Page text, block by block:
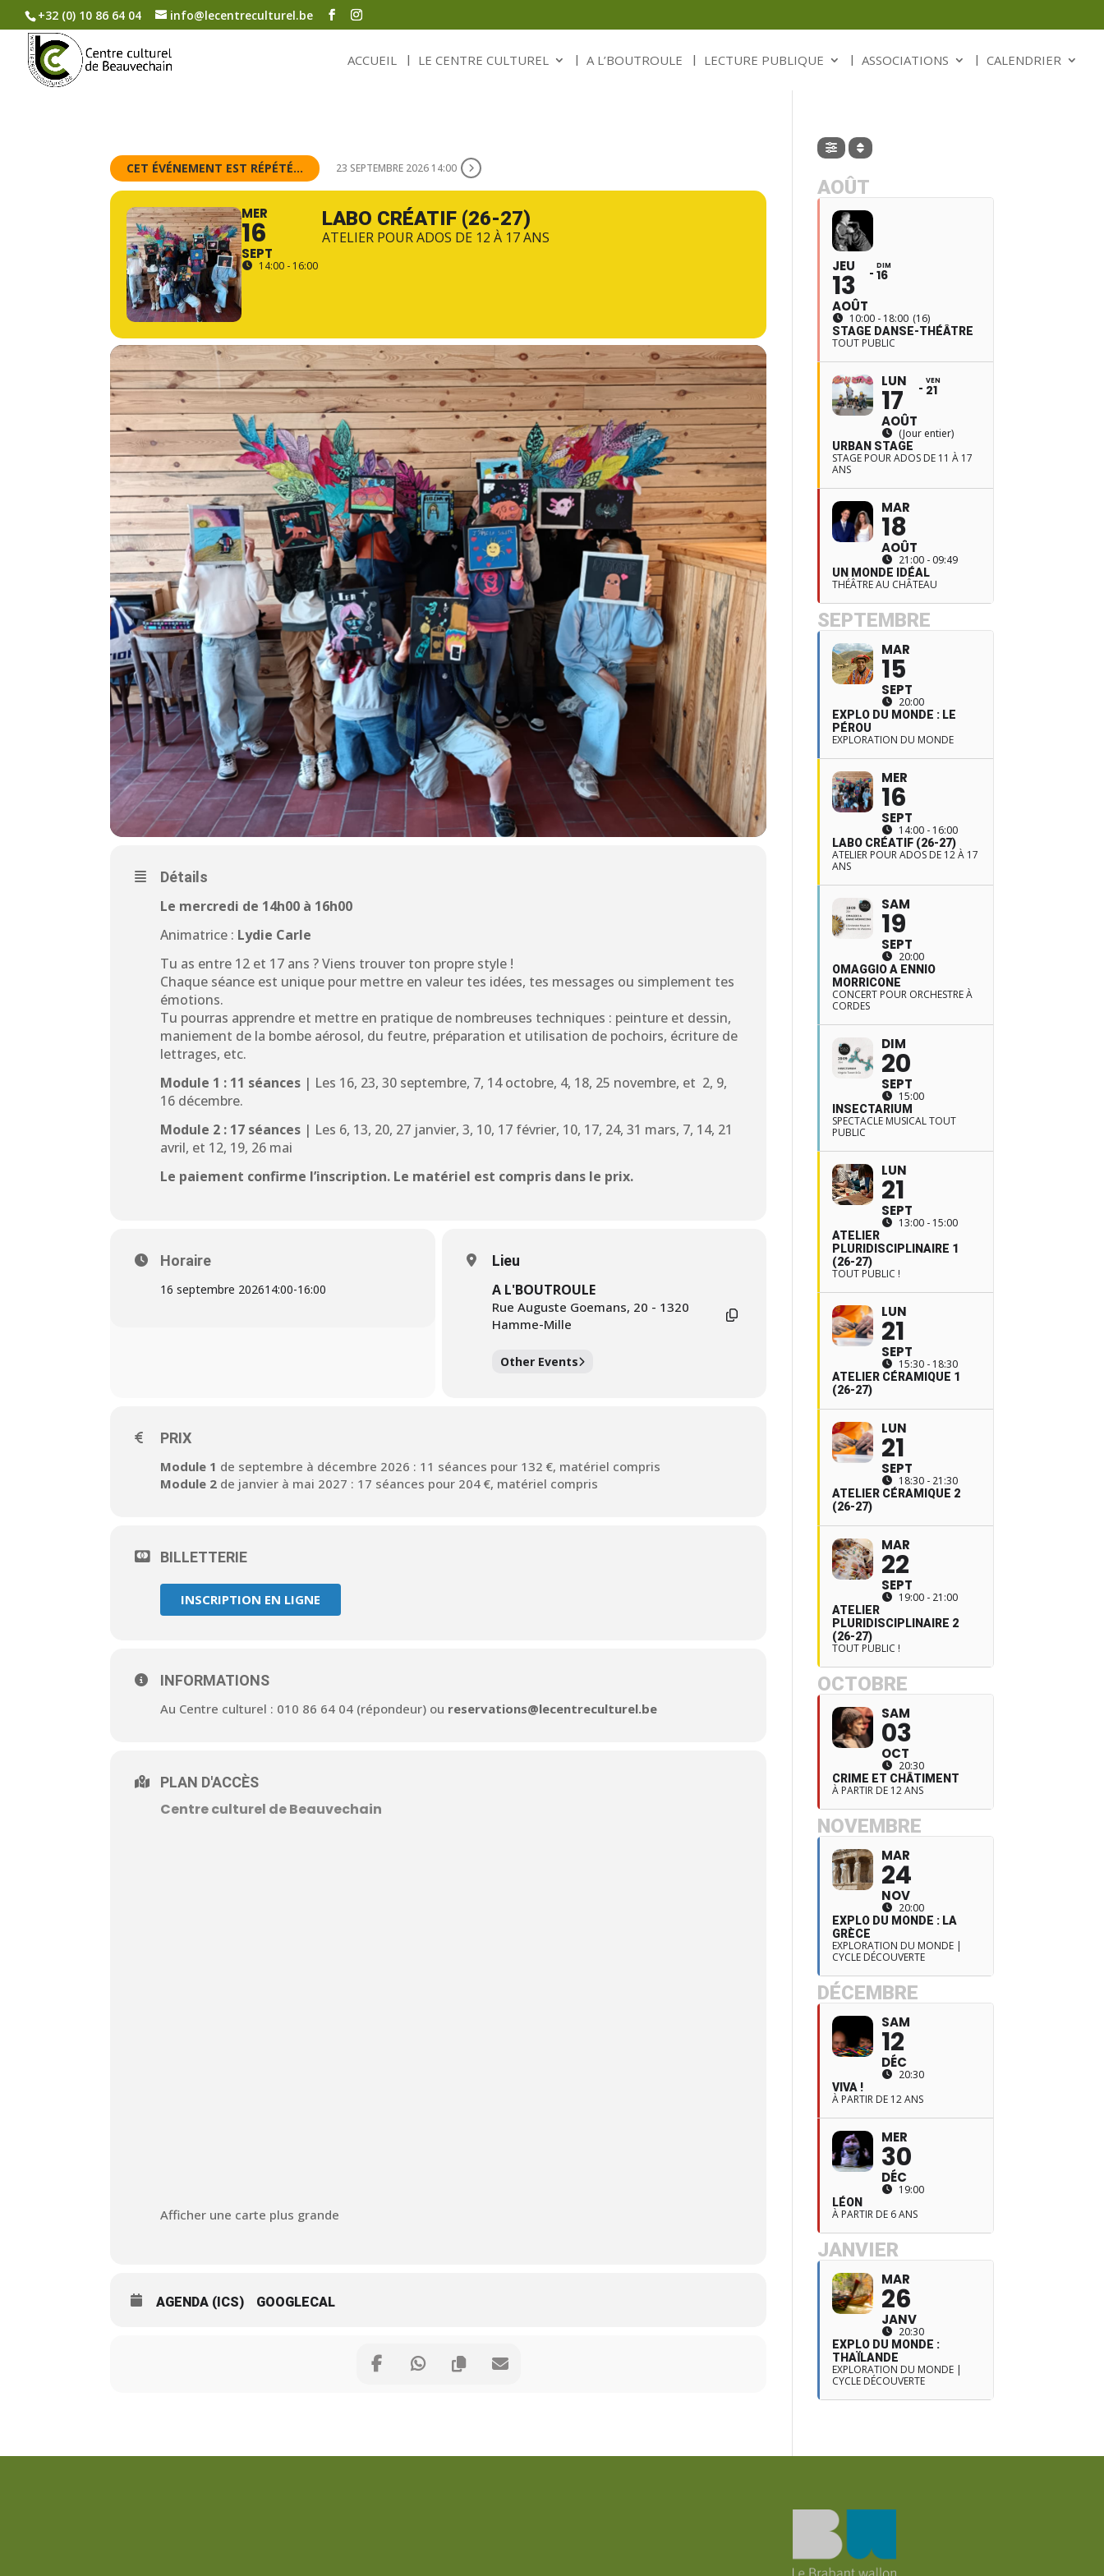
+32 (0) 10 86 64 04 info@lecentreculturel.be
ACCUEIL LE CENTRE CULTUREL A L’BOUTROULE LECTURE PUBLIQUE ASSOCIATIONS CALENDRIER
CET ÉVÉNEMENT EST RÉPÉTÉ... 23 SEPTEMBRE 2026 14:00
MER
16
SEPT
14:00 - 16:00
LABO CRÉATIF (26-27)
ATELIER POUR ADOS DE 12 À 17 ANS
Détails
Le mercredi de 14h00 à 16h00
Animatrice : Lydie Carle
Tu as entre 12 et 17 ans ? Viens trouver ton propre style !
Chaque séance est unique pour mettre en valeur tes idées, tes messages ou simplement tes
émotions.
Tu pourras apprendre et mettre en pratique de nombreuses techniques : peinture et dessin,
maniement de la bombe aérosol, du feutre, préparation et utilisation de pochoirs, écriture de
lettrages, etc.
Module 1 : 11 séances | Les 16, 23, 30 septembre, 7, 14 octobre, 4, 18, 25 novembre, et 2, 9,
16 décembre.
Module 2 : 17 séances | Les 6, 13, 20, 27 janvier, 3, 10, 17 février, 10, 17, 24, 31 mars, 7, 14, 21
avril, et 12, 19, 26 mai
Le paiement confirme l’inscription. Le matériel est compris dans le prix.
Horaire
16 septembre 202614:00-16:00
Lieu
A L'BOUTROULE
Rue Auguste Goemans, 20 - 1320
Hamme-Mille
Other Events
PRIX
Module 1 de septembre à décembre 2026 : 11 séances pour 132 €, matériel compris
Module 2 de janvier à mai 2027 : 17 séances pour 204 €, matériel compris
BILLETTERIE
INSCRIPTION EN LIGNE
INFORMATIONS
Au Centre culturel : 010 86 64 04 (répondeur) ou reservations@lecentreculturel.be
PLAN D'ACCÈS
Centre culturel de Beauvechain
Afficher une carte plus grande
AGENDA (ICS) GOOGLECAL
AOÛT
JEU
13
AOÛT
DIM
16
10:00 - 18:00 (16)
STAGE DANSE-THÉÂTRE
TOUT PUBLIC
LUN
17
AOÛT
VEN
21
(Jour entier)
URBAN STAGE
STAGE POUR ADOS DE 11 À 17
ANS
MAR
18
AOÛT
21:00 - 09:49
UN MONDE IDÉAL
THÉÂTRE AU CHÂTEAU
SEPTEMBRE
MAR
15
SEPT
20:00
EXPLO DU MONDE : LE
PÉROU
EXPLORATION DU MONDE
MER
16
SEPT
14:00 - 16:00
LABO CRÉATIF (26-27)
ATELIER POUR ADOS DE 12 À 17
ANS
SAM
19
SEPT
20:00
OMAGGIO A ENNIO
MORRICONE
CONCERT POUR ORCHESTRE À
CORDES
DIM
20
SEPT
15:00
INSECTARIUM
SPECTACLE MUSICAL TOUT
PUBLIC
LUN
21
SEPT
13:00 - 15:00
ATELIER
PLURIDISCIPLINAIRE 1
(26-27)
TOUT PUBLIC !
LUN
21
SEPT
15:30 - 18:30
ATELIER CÉRAMIQUE 1
(26-27)
LUN
21
SEPT
18:30 - 21:30
ATELIER CÉRAMIQUE 2
(26-27)
MAR
22
SEPT
19:00 - 21:00
ATELIER
PLURIDISCIPLINAIRE 2
(26-27)
TOUT PUBLIC !
OCTOBRE
SAM
03
OCT
20:30
CRIME ET CHÂTIMENT
À PARTIR DE 12 ANS
NOVEMBRE
MAR
24
NOV
20:00
EXPLO DU MONDE : LA
GRÈCE
EXPLORATION DU MONDE |
CYCLE DÉCOUVERTE
DÉCEMBRE
SAM
12
DÉC
20:30
VIVA !
À PARTIR DE 12 ANS
MER
30
DÉC
19:00
LÉON
À PARTIR DE 6 ANS
JANVIER
MAR
26
JANV
20:30
EXPLO DU MONDE :
THAÏLANDE
EXPLORATION DU MONDE |
CYCLE DÉCOUVERTE